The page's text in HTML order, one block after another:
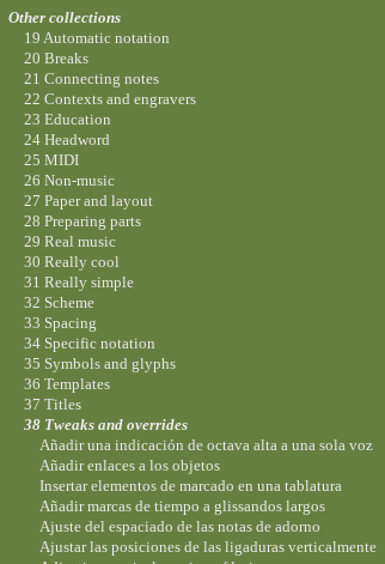
Other collections
19 Automatic notation
20 Breaks
21 Connecting notes
22 Contexts and engravers
23 Education
24 Headword
25 MIDI
26 Non-music
27 Paper and layout
28 Preparing parts
29 Real music
30 Really cool
31 Really simple
32 Scheme
33 Spacing
34 Specific notation
35 Symbols and glyphs
36 Templates
37 Titles
38 Tweaks and overrides
Añadir una indicación de octava alta a una sola voz
Añadir enlaces a los objetos
Insertar elementos de marcado en una tablatura
Añadir marcas de tiempo a glissandos largos
Ajuste del espaciado de las notas de adorno
Ajustar las posiciones de las ligaduras verticalmente